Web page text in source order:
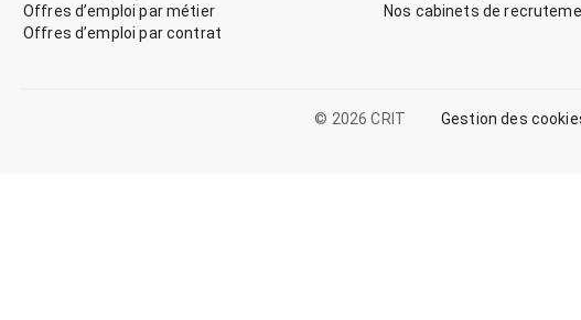
Offres d’emploi par métier
Offres d’emploi par contrat
Nos cabinets de
© 2026 CRIT Gestion des